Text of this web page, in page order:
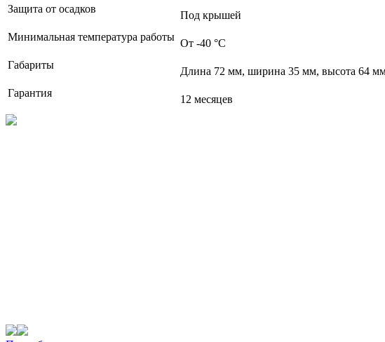
Защита от осадков
Под крышей
Минимальная температура работы
От -40 °C
Габариты
Длина 72 мм, ширина 35 мм, высота 64
Гарантия
12 месяцев